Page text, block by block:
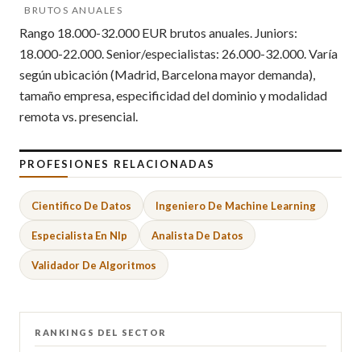
BRUTOS ANUALES
Rango 18.000-32.000 EUR brutos anuales. Juniors:
18.000-22.000. Senior/especialistas: 26.000-32.000. Varía
según ubicación (Madrid, Barcelona mayor demanda),
tamaño empresa, especificidad del dominio y modalidad
remota vs. presencial.
PROFESIONES RELACIONADAS
Cientifico De Datos Ingeniero De Machine Learning
Especialista En Nlp Analista De Datos
Validador De Algoritmos
RANKINGS DEL SECTOR